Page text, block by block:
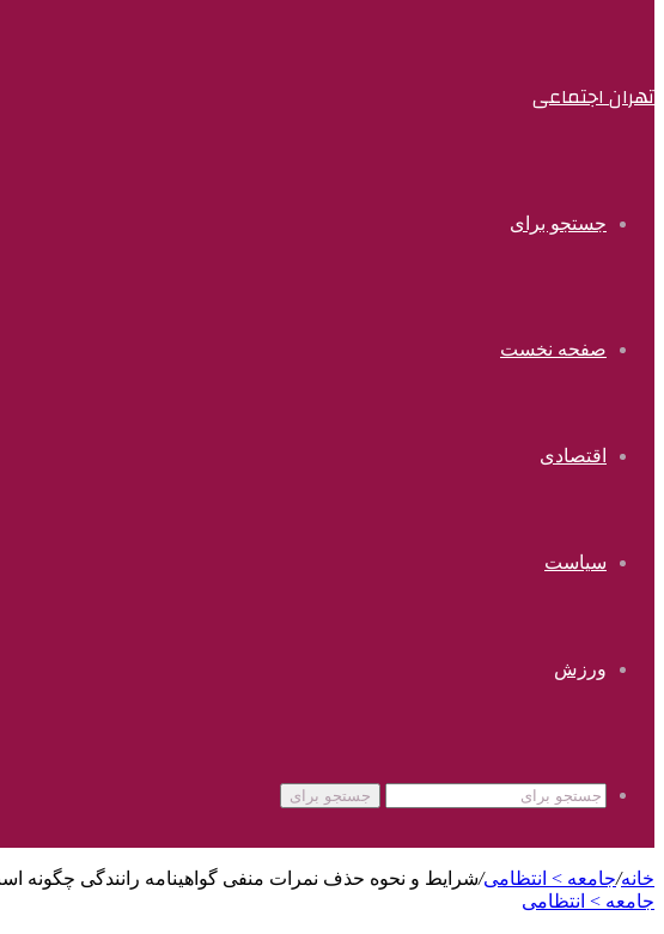
تهران اجتماعی
جستجو برای
صفحه نخست
اقتصادی
سیاست
ورزش
جستجو برای
خانه/جامعه > انتظامی/شرایط و نحوه حذف نمرات منفی گواهینامه رانندگی چگونه
جامعه > انتظامی